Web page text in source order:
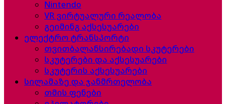
Nintendo
VR ვირტუალური რეალობა
გეიმინგ აქსესუარები
ელექტრო ტრანსპორტი
თვითბალანსირებადი სკუტერები
სკუტერები და აქსესუარები
სკუტერის აქსესუარები
სილამაზე და ჯანმრთელობა
თმის ფენები